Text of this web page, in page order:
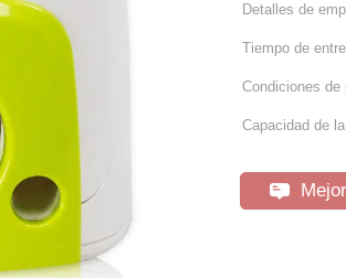
Detalles de
Tiempo de
Condiciones de
Capacidad de